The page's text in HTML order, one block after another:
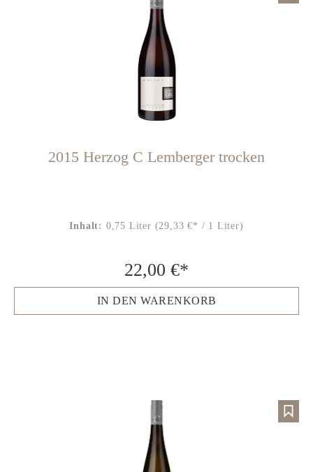
2015 Herzog C Lemberger trocken
Inhalt: 0,75 Liter (29,33 €* / 1 Liter)
22,00 €*
IN DEN WARENKORB